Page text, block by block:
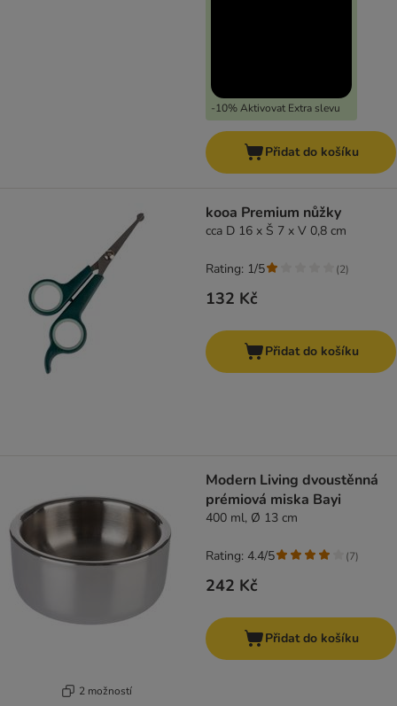
-10% Aktivovat Extra slevu
Přidat do košíku
kooa Premium nůžky
cca D 16 x Š 7 x V 0,8 cm
132 Kč
Rating: 1/5 (2)
Přidat do košíku
2 možností
Modern Living dvoustěnná
prémiová miska Bayi
400 ml, Ø 13 cm
242 Kč
Rating: 4.4/5 (7)
Přidat do košíku